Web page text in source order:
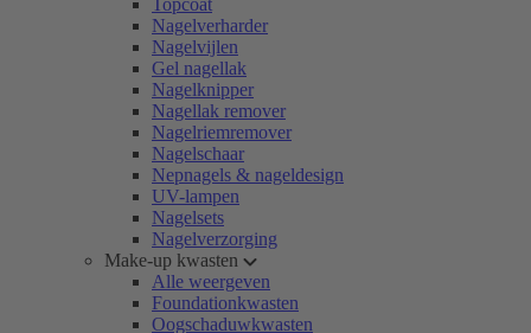
Topcoat
Nagelverharder
Nagelvijlen
Gel nagellak
Nagelknipper
Nagellak remover
Nagelriemremover
Nagelschaar
Nepnagels & nageldesign
UV-lampen
Nagelsets
Nagelverzorging
Make-up kwasten
Alle weergeven
Foundationkwasten
Oogschaduwkwasten